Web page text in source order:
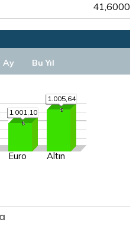
41,6000
Ay Bu Yıl
1.001,10
Euro
1.005,64
Altın